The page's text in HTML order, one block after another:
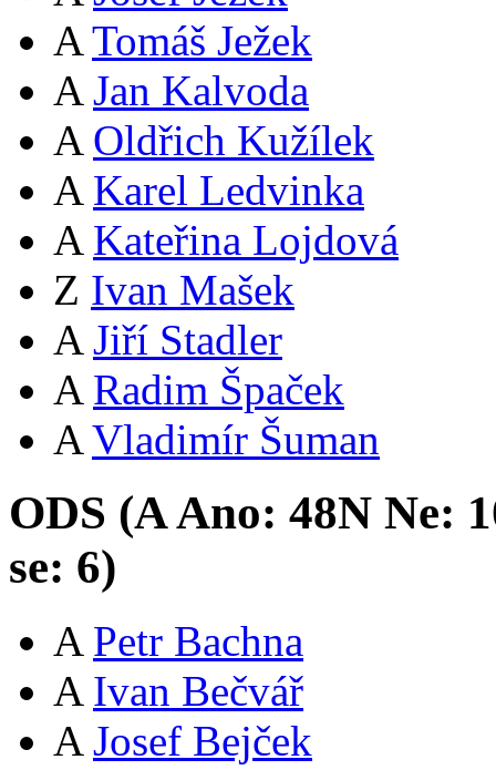
A Tomáš Ježek
A Jan Kalvoda
A Oldřich Kužílek
A Karel Ledvinka
A Kateřina Lojdová
Z Ivan Mašek
A Jiří Stadler
A Radim Špaček
A Vladimír Šuman
ODS (AAno: 48N Ne: 1
se: 6)
A Petr Bachna
A Ivan Bečvář
A Josef Bejček